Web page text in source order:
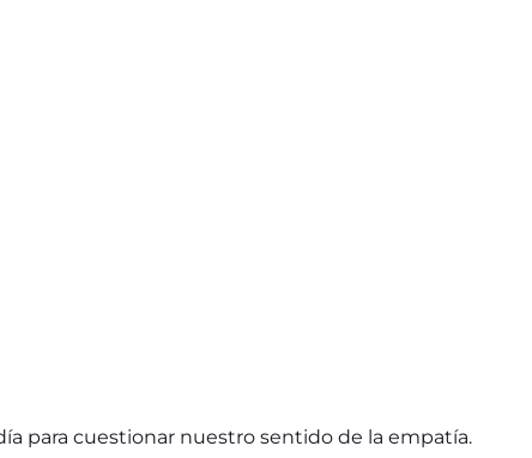
para cuestionar nuestro sentido de la empatía.